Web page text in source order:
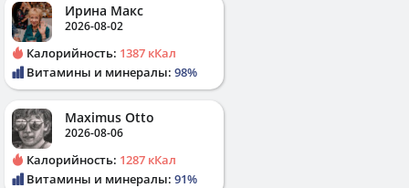
Ирина Макс
2026-08-02
Калорийность: 1387 кКал
Витамины и минералы: 98%
Maximus Otto
2026-08-06
Калорийность: 1287 кКал
Витамины и минералы: 91%